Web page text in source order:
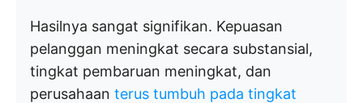
Hasilnya sangat signifikan. Kepuasan
pelanggan meningkat secara substansial,
tingkat pembaruan meningkat, dan
perusahaan terus tumbuh pada tingkat